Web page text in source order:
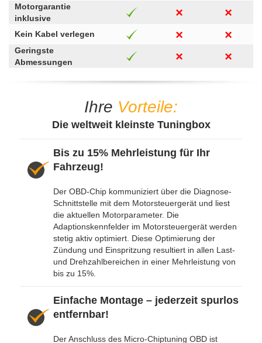
Motorgarantie
inklusive
Kein Kabel verlegen
Geringste
Abmessungen
Ihre Vorteile:
Die weltweit kleinste Tuningbox
Bis zu 15% Mehrleistung für Ihr
Fahrzeug!
Der OBD-Chip kommuniziert über die Diagnose-
Schnittstelle mit dem Motorsteuergerät und liest
die aktuellen Motorparameter. Die
Adaptionskennfelder im Motorsteuergerät werden
stetig aktiv optimiert. Diese Optimierung der
Zündung und Einspritzung resultiert in allen Last-
und Drehzahlbereichen in einer Mehrleistung von
bis zu 15%.
Einfache Montage – jederzeit spurlos
entfernbar!
Der Anschluss des Micro-Chiptuning OBD ist